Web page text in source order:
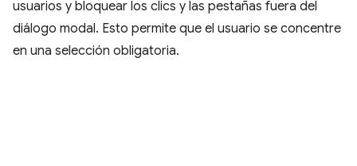
usuarios y bloquear los clics y las pestañas fuera del
diálogo modal. Esto permite que el usuario se concentre
en una selección obligatoria.